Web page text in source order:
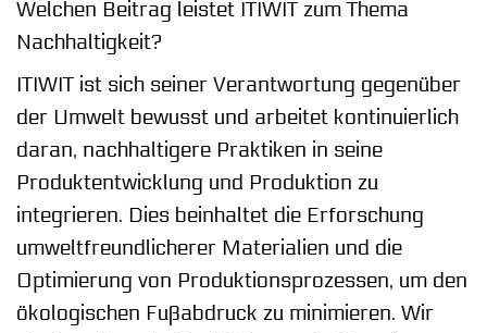
Welchen Beitrag leistet ITIWIT zum Thema
Nachhaltigkeit?
ITIWIT ist sich seiner Verantwortung gegenüber
der Umwelt bewusst und arbeitet kontinuierlich
daran, nachhaltigere Praktiken in seine
Produktentwicklung und Produktion zu
integrieren. Dies beinhaltet die Erforschung
umweltfreundlicherer Materialien und die
Optimierung von Produktionsprozessen, um den
ökologischen Fußabdruck zu minimieren. Wir